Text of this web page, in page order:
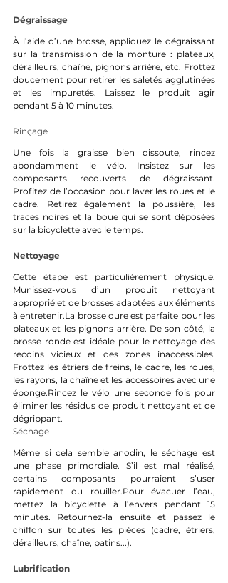
Dégraissage
À l’aide d’une brosse, appliquez le dégraissant
sur la transmission de la monture : plateaux,
dérailleurs, chaîne, pignons arrière, etc. Frottez
doucement pour retirer les saletés agglutinées
et les impuretés. Laissez le produit agir
pendant 5 à 10 minutes.
Rinçage
Une fois la graisse bien dissoute, rincez
abondamment le vélo. Insistez sur les
composants recouverts de dégraissant.
Profitez de l’occasion pour laver les roues et le
cadre. Retirez également la poussière, les
traces noires et la boue qui se sont déposées
sur la bicyclette avec le temps.
Nettoyage
Cette étape est particulièrement physique.
Munissez-vous d’un produit nettoyant
approprié et de brosses adaptées aux éléments
à entretenir.La brosse dure est parfaite pour les
plateaux et les pignons arrière. De son côté, la
brosse ronde est idéale pour le nettoyage des
recoins vicieux et des zones inaccessibles.
Frottez les étriers de freins, le cadre, les roues,
les rayons, la chaîne et les accessoires avec une
éponge.Rincez le vélo une seconde fois pour
éliminer les résidus de produit nettoyant et de
dégrippant.
Séchage
Même si cela semble anodin, le séchage est
une phase primordiale. S’il est mal réalisé,
certains composants pourraient s’user
rapidement ou rouiller.Pour évacuer l’eau,
mettez la bicyclette à l’envers pendant 15
minutes. Retournez-la ensuite et passez le
chiffon sur toutes les pièces (cadre, étriers,
dérailleurs, chaîne, patins...).
Lubrification